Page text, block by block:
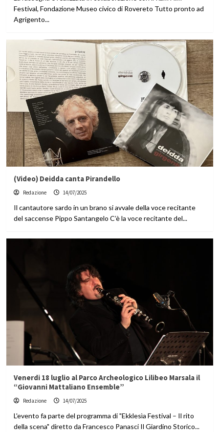
Festival, Fondazione Museo civico di Rovereto Tutto pronto ad
Agrigento...
(Video) Deidda canta Pirandello
Redazione 14/07/2025
Il cantautore sardo in un brano si avvale della voce recitante
del saccense Pippo Santangelo C’è la voce recitante del...
Venerdi 18 luglio al Parco Archeologico Lilibeo Marsala il
“Giovanni Mattaliano Ensemble”
Redazione 14/07/2025
L'evento fa parte del programma di "Ekklesìa Festival – Il rito
della scena" diretto da Francesco Panasci Il Giardino Storico...